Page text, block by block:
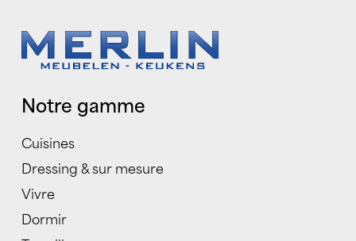
Notre gamme
Cuisines
Dressing & sur mesure
Vivre
Dormir